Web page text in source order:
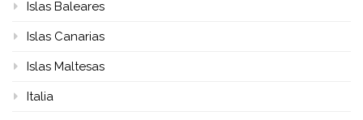
Islas Baleares
Islas Canarias
Islas Maltesas
Italia